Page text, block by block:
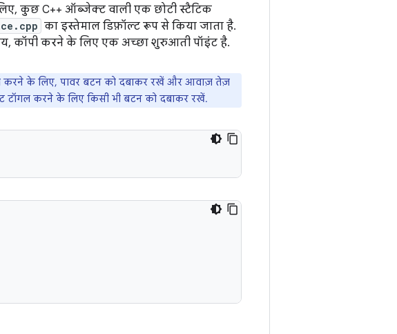
कुछ C++ ऑब्जेक्ट वाली एक छोटी स्टैटिक
का इस्तेमाल डिफ़ॉल्ट रूप से किया जाता है.
कॉपी करने के लिए एक अच्छा शुरुआती पॉइंट है.
के लिए, पावर बटन को दबाकर रखें और आवाज़ तेज़
टॉगल करने के लिए किसी भी बटन को दबाकर रखें.